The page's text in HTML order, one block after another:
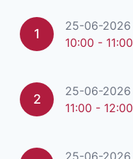
1
25-06-2026
10:00 - 11:00
2
25-06-2026
11:00 - 12:00
25-06-2026